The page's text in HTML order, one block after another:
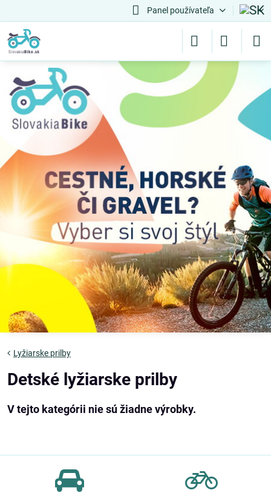
Panel používateľa
Lyžiarske prilby
Detské lyžiarske prilby